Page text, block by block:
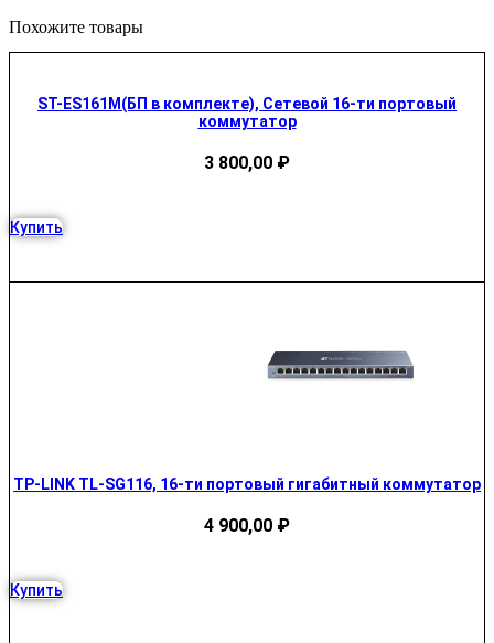
Похожите товары
ST-ES161М(БП в комплекте), Cетевой 16-ти портовый
коммутатор
3 800,00 ₽
Купить
TP-LINK TL-SG116, 16-ти портовый гигабитный коммутатор
4 900,00 ₽
Купить